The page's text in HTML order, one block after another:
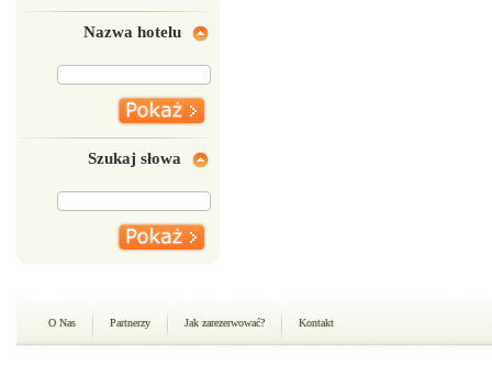
Nazwa hotelu
Szukaj słowa
O Nas Partnerzy Jak zarezerwować? Kontakt